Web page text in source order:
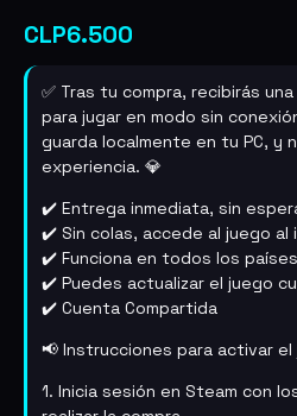
CLP6.500
✅ Tras tu compra, recibirás
para jugar en modo sin
guarda localmente en tu PC, y
experiencia. 💎
✔️ Entrega inmediata, sin
✔️ Sin colas, accede al juego al
✔️ Funciona en todos los
✔️ Puedes actualizar el juego
✔️ Cuenta Compartida
📢 Instrucciones para activar el
1. Inicia sesión en Steam con